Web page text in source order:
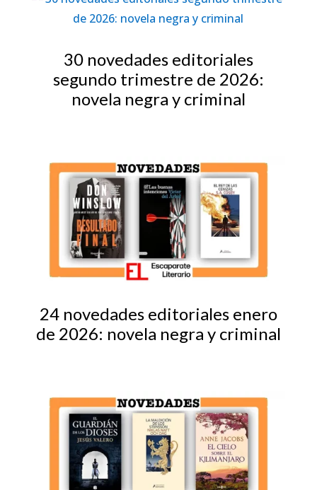
30 novedades editoriales
segundo trimestre de 2026:
novela negra y criminal
24 novedades editoriales enero
de 2026: novela negra y criminal